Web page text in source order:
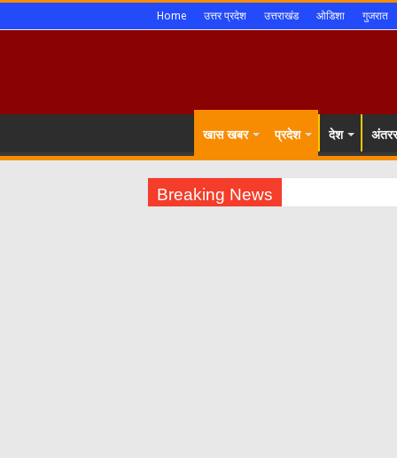
Home उत्तर प्रदेश उत्तराखंड ओडिशा गुजरात
खास खबर प्रदेश देश
Breaking News